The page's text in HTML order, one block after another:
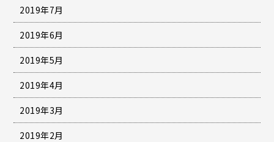
2019年7月
2019年6月
2019年5月
2019年4月
2019年3月
2019年2月